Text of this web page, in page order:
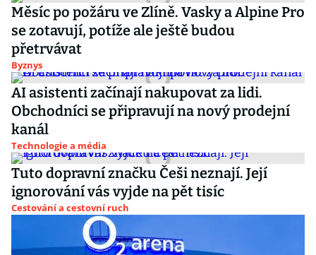
Měsíc po požáru ve Zlíně. Vasky a Alpine Pro
se zotavují, potíže ale ještě budou
přetrvávat
Byznys
AI asistenti začínají nakupovat za lidi.
Obchodníci se připravují na nový prodejní
kanál
Technologie a média
Tuto dopravní značku Češi neznají. Její
ignorování vás vyjde na pět tisíc
Cestování a cestovní ruch